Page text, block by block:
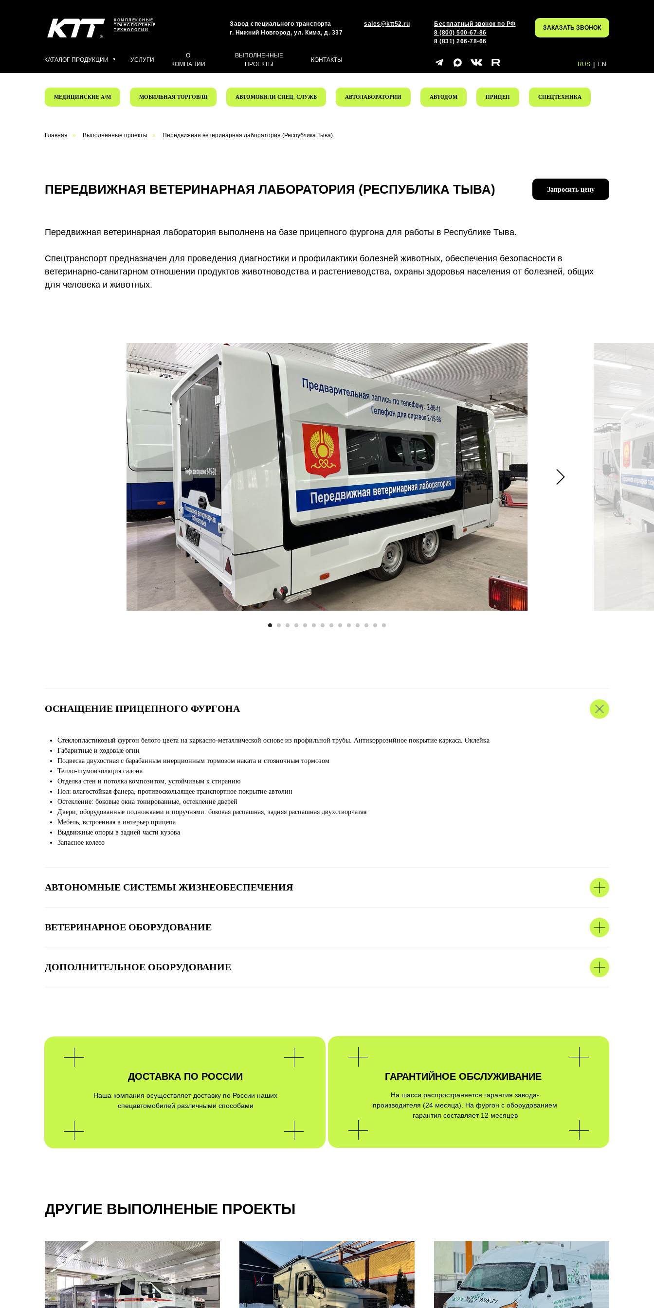
sales@ktt52.ru
Бесплатный звонок по РФ
8 (800) 500-67-86
8 (831) 266-78-66
ЗАКАЗАТЬ ЗВОНОК
Завод специального транспорта
г. Нижний Новгород, ул. Кима, д. 337
КОМПЛЕКСНЫЕ
ТРАНСПОРТНЫЕ
ТЕХНОЛОГИИ
ВЫПОЛНЕННЫЕ
ПРОЕКТЫ
УСЛУГИ
О
КОМПАНИИ
КАТАЛОГ ПРОДУКЦИИ КОНТАКТЫ
RUS EN
МЕДИЦИНСКИЕ А/М МОБИЛЬНАЯ ТОРГОВЛЯ АВТОМОБИЛИ СПЕЦ. СЛУЖБ АВТОЛАБОРАТОРИИ АВТОДОМ ПРИЦЕП СПЕЦТЕХНИКА
Оставьте заявку на
Нажимая на кнопку вы соглашаетесь с правилами
обработки персональных данных
Главная » Выполненные проекты » Передвижная ветеринарная лаборатория (Республика Тыва)
ПЕРЕДВИЖНАЯ ВЕТЕРИНАРНАЯ ЛАБОРАТОРИЯ (РЕСПУБЛИКА ТЫВА) Запросить цену
Передвижная ветеринарная лаборатория выполнена на базе прицепного фургона для работы в Республике Тыва.
Спецтранспорт предназначен для проведения диагностики и профилактики болезней животных, обеспечения безопасности в
ветеринарно-санитарном отношении продуктов животноводства и растениеводства, охраны здоровья населения от болезней, общих
для человека и животных.
ОСНАЩЕНИЕ ПРИЦЕПНОГО ФУРГОНА
Стеклопластиковый фургон белого цвета на каркасно-металлической основе из профильной трубы. Антикоррозийное покрытие каркаса. Оклейка
Габаритные и ходовые огни
Подвеска двухостная с барабанным инерционным тормозом наката и стояночным тормозом
Тепло-шумоизоляция салона
Отделка стен и потолка композитом, устойчивым к стиранию
Пол: влагостойкая фанера, противоскользящее транспортное покрытие автолин
Остекление: боковые окна тонированные, остекление дверей
Двери, оборудованные подножками и поручнями: боковая распашная, задняя распашная двухстворчатая
Мебель, встроенная в интерьер прицепа
Выдвижные опоры в задней части кузова
Запасное колесо
АВТОНОМНЫЕ СИСТЕМЫ ЖИЗНЕОБЕСПЕЧЕНИЯ
ВЕТЕРИНАРНОЕ ОБОРУДОВАНИЕ
ДОПОЛНИТЕЛЬНОЕ ОБОРУДОВАНИЕ
ДОСТАВКА ПО РОССИИ ГАРАНТИЙНОЕ ОБСЛУЖИВАНИЕ
Наша компания осуществляет доставку по России наших
спецавтомобилей различными способами
На шасси распространяется гарантия завода-
производителя (24 месяца). На фургон с оборудованием
гарантия составляет 12 месяцев
ДРУГИЕ ВЫПОЛНЕНЫЕ ПРОЕКТЫ